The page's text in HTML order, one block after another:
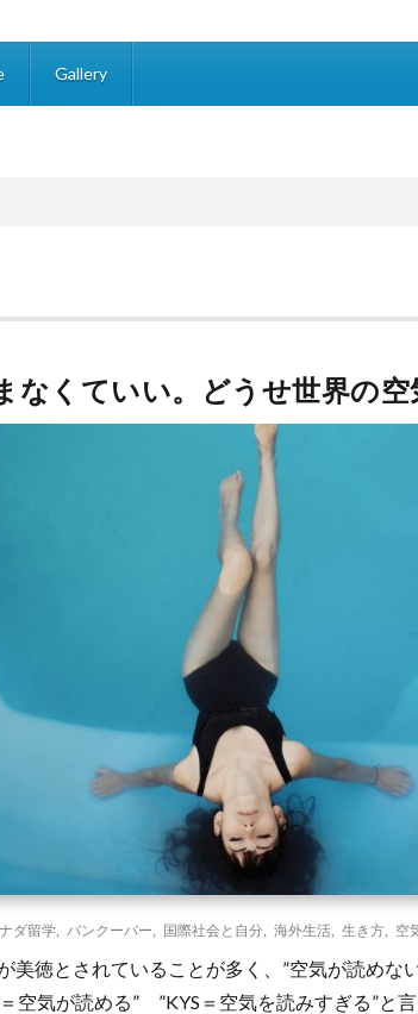
Gallery
なくていい。どうせ世界の空
ダ留学 バンクーバー 国際社会と自分 海外生活 生き方 空
美徳とされていることが多く、”空気が読めな
空気が読める” ”KYS＝空気を読みすぎる”と